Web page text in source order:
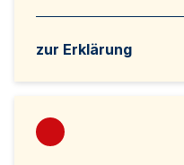
zur Erklärung